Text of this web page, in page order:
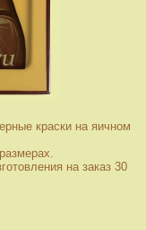
краски на яичном
на заказ 30